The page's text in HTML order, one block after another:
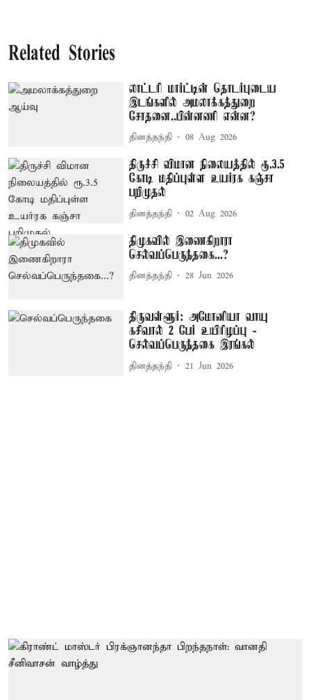
Related Stories
லாட்டரி மார்ட்டின் தொடர்புடைய
இடங்களில் அமலாக்கத்துறை
சோதனை..பின்னணி என்ன?
தினத்தந்தி 08 Aug 2026
திருச்சி விமான நிலையத்தில் ரூ.3.5
கோடி மதிப்புள்ள உயர்ரக கஞ்சா
பறிமுதல்
தினத்தந்தி 02 Aug 2026
திமுகவில் இணைகிறாரா
செல்வப்பெருந்தகை...?
தினத்தந்தி 28 Jun 2026
திருவள்ளூர்: அமோனியா வாயு
கசிவால் 2 பேர் உயிரிழப்பு -
செல்வப்பெருந்தகை இரங்கல்
தினத்தந்தி 21 Jun 2026